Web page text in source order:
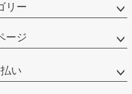
リー
ージ
い